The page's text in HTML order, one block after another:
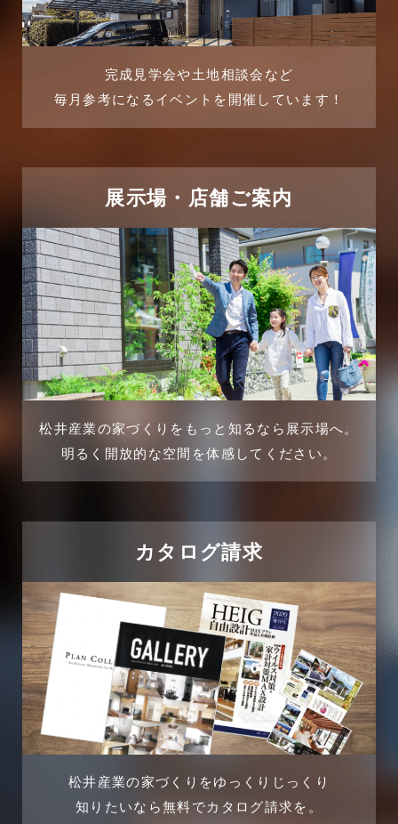
よくある質問
リフォーム-ブログ
三郷中央駅店-ブログ
三郷市
三郷駅前店-ブログ
不動産の基礎知識に関するよくある質問
介護施設経営活用事例
企業誘致事例
住宅に関するよくある質問
商品情報
土地に関するよくある質問
土地活用事例
土地活用提案
売買物件
2025年8月
2025年6月
2025年3月
2025年2月
2025年1月
2024年12月
2024年11月
2024年9月
2024年7月
2024年6月
2024年5月
2024年4月
完成見学会や土地相談会など
毎月参考になるイベントを開催しています！
展示場・店舗ご案内
松井産業の家づくりをもっと知るなら展示場へ。
明るく開放的な空間を体感してください。
カタログ請求
松井産業の家づくりをゆっくりじっくり
知りたいなら無料でカタログ請求を。